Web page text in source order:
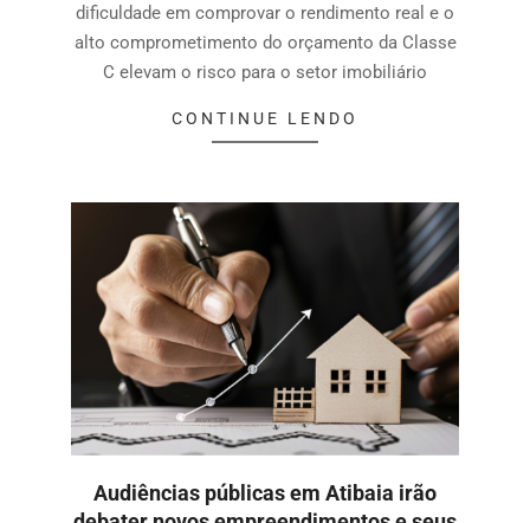
dificuldade em comprovar o rendimento real e o
alto comprometimento do orçamento da Classe
C elevam o risco para o setor imobiliário
CONTINUE LENDO
Audiências públicas em Atibaia irão